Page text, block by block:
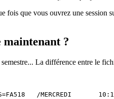
que vous ouvrez une session
maintenant ?
La différence entre le